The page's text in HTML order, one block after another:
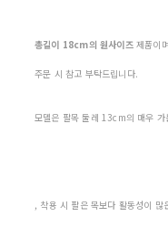
총길이 18cm의 원사이즈제품이
주문 시 참고 부탁드립니다.
모델은 팔목 둘레 13cm의 매우
, 착용 시 팔은 목보다 활동성이